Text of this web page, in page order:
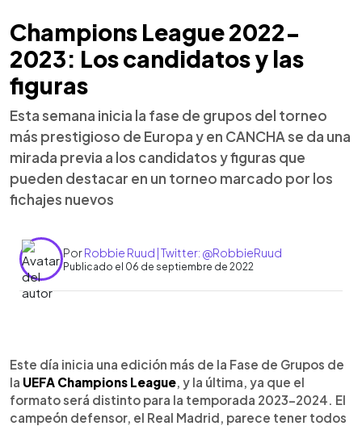
Champions League 2022-
2023: Los candidatos y las
figuras
Esta semana inicia la fase de grupos del torneo
más prestigioso de Europa y en CANCHA se da una
mirada previa a los candidatos y figuras que
pueden destacar en un torneo marcado por los
fichajes nuevos
PorRobbie Ruud | Twitter: @RobbieRuud
Publicado el 06 de septiembre de 2022
► Escuchar artículo
Este día inicia una edición más de la Fase de Grupos de
la UEFA Champions League, y la última, ya que el
formato será distinto para la temporada 2023-2024. El
campeón defensor, el Real Madrid, parece tener todos